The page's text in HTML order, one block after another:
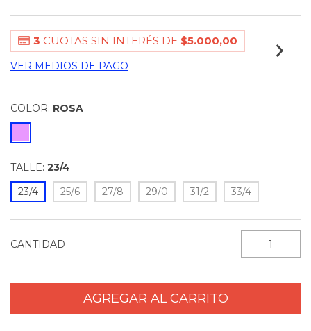
3 CUOTAS SIN INTERÉS DE $5.000,00
VER MEDIOS DE PAGO
COLOR: ROSA
TALLE: 23/4
23/4
25/6 27/8 29/0 31/2 33/4
CANTIDAD